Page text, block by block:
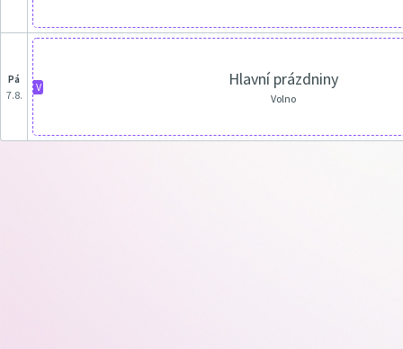
pá
7.8.
V Hlavní prázdniny
Volno